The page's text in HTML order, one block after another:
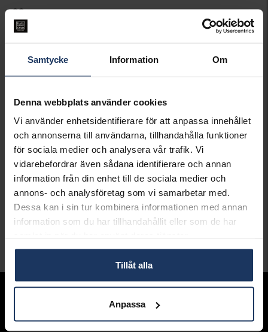
Samtycke Information Om
Denna webbplats använder cookies
Vi använder enhetsidentifierare för att anpassa innehållet
och annonserna till användarna, tillhandahålla funktioner
för sociala medier och analysera vår trafik. Vi
vidarebefordrar även sådana identifierare och annan
information från din enhet till de sociala medier och
annons- och analysföretag som vi samarbetar med.
Dessa kan i sin tur kombinera informationen med annan
information som du har tillhandahållit eller som de har
Tillåt alla
Anpassa
LÄGG I VARUKORGEN
Lagervara.
Leveranstid 2-5 arbetsdagar.
Öppet köp i 30 dagar vid onlineköp.
INFO
VARUMÄRKE Pilgrim
Andra köpte även
Sortiment